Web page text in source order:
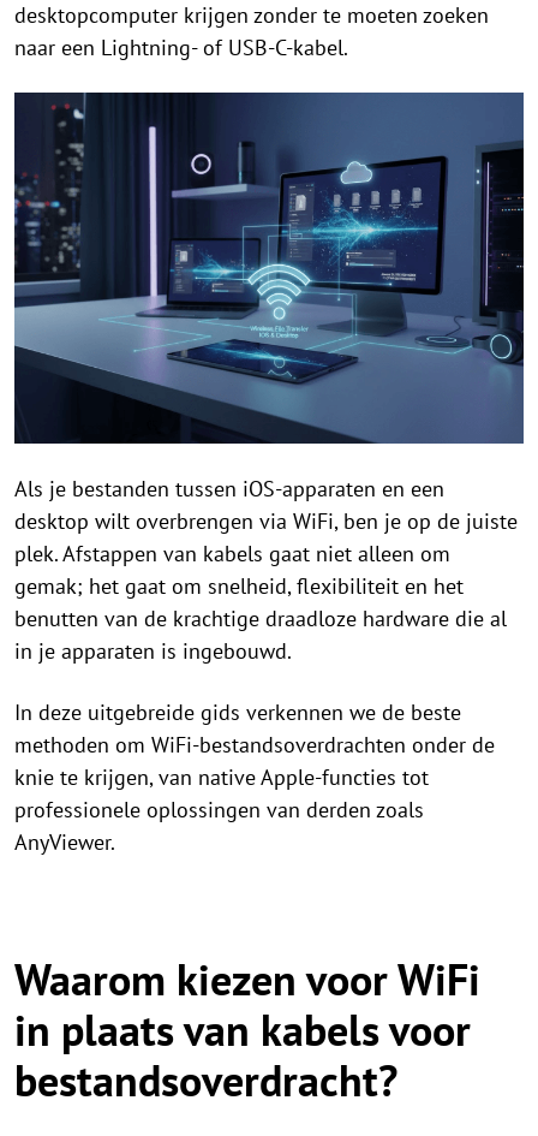
desktopcomputer krijgen zonder te moeten zoeken
naar een Lightning- of USB-C-kabel.
Als je bestanden tussen iOS-apparaten en een
desktop wilt overbrengen via WiFi, ben je op de juiste
plek. Afstappen van kabels gaat niet alleen om
gemak; het gaat om snelheid, flexibiliteit en het
benutten van de krachtige draadloze hardware die al
in je apparaten is ingebouwd.
In deze uitgebreide gids verkennen we de beste
methoden om WiFi-bestandsoverdrachten onder de
knie te krijgen, van native Apple-functies tot
professionele oplossingen van derden zoals
AnyViewer.
Waarom kiezen voor WiFi
in plaats van kabels voor
bestandsoverdracht?